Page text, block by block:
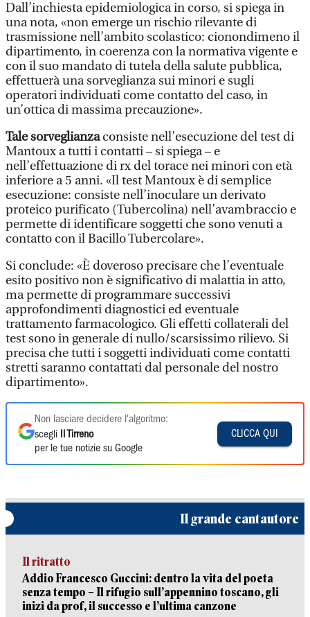
Dall’inchiesta epidemiologica in corso, si spiega in
una nota, «non emerge un rischio rilevante di
trasmissione nell’ambito scolastico: cionondimeno il
dipartimento, in coerenza con la normativa vigente e
con il suo mandato di tutela della salute pubblica,
effettuerà una sorveglianza sui minori e sugli
operatori individuati come contatto del caso, in
un’ottica di massima precauzione».
Tale sorveglianzaconsiste nell’esecuzione del test di
Mantoux a tutti i contatti – si spiega – e
nell’effettuazione di rx del torace nei minori con età
inferiore a 5 anni. «Il test Mantoux è di semplice
esecuzione: consiste nell’inoculare un derivato
proteico purificato (Tubercolina) nell’avambraccio e
permette di identificare soggetti che sono venuti a
contatto con il Bacillo Tubercolare».
Si conclude: «È doveroso precisare che l’eventuale
esito positivo non è significativo di malattia in atto,
ma permette di programmare successivi
approfondimenti diagnostici ed eventuale
trattamento farmacologico. Gli effetti collaterali del
test sono in generale di nullo/scarsissimo rilievo. Si
precisa che tutti i soggetti individuati come contatti
stretti saranno contattati dal personale del nostro
dipartimento».
Non lasciare decidere l'algoritmo:
scegli
Il Tirreno
per le tue notizie su Google
CLICCA QUI
Il grande cantautore
Il ritratto
Addio Francesco Guccini: dentro la vita del poeta
senza tempo – Il rifugio sull’appennino toscano, gli
inizi da prof, il successo e l’ultima canzone